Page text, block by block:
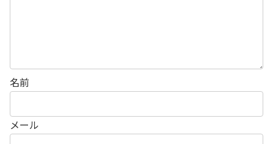
名前
メール